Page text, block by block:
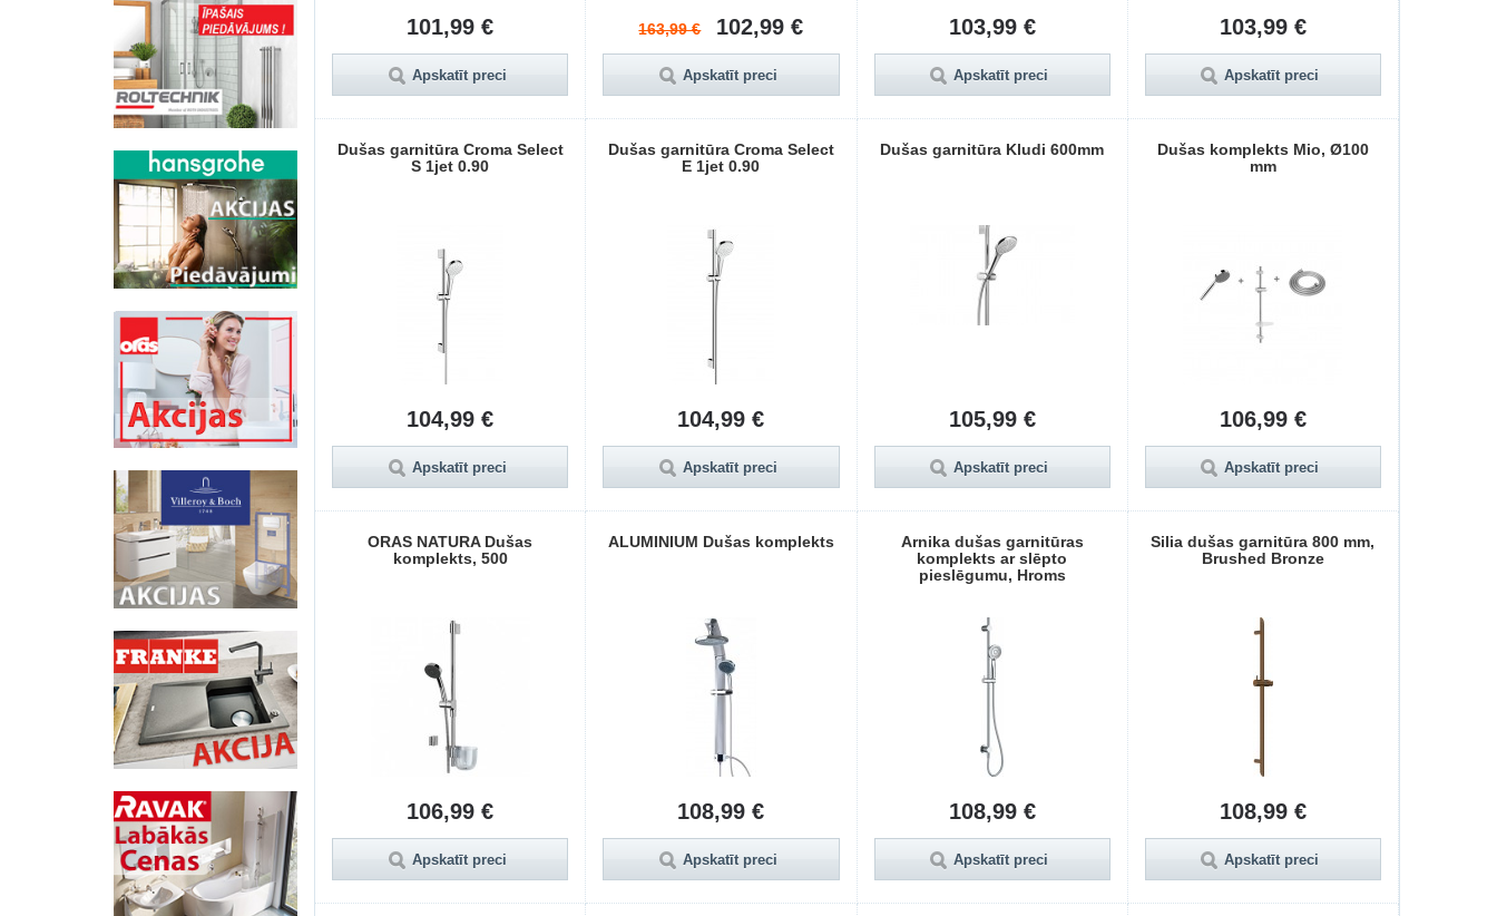
101,99 €
Apskatīt preci
163,99 € 102,99 €
Apskatīt preci
103,99 €
Apskatīt preci
103,99 €
Apskatīt preci
Dušas garnitūra Croma Select
S 1jet 0.90
104,99 €
Apskatīt preci
Dušas garnitūra Croma Select
E 1jet 0.90
104,99 €
Apskatīt preci
Dušas garnitūra Kludi 600mm
105,99 €
Apskatīt preci
Dušas komplekts Mio, Ø100
mm
106,99 €
Apskatīt preci
ORAS NATURA Dušas
komplekts, 500
106,99 €
Apskatīt preci
ALUMINIUM Dušas komplekts
108,99 €
Apskatīt preci
Arnika dušas garnitūras
komplekts ar slēpto
pieslēgumu, Hroms
108,99 €
Apskatīt preci
Silia dušas garnitūra 800 mm,
Brushed Bronze
108,99 €
Apskatīt preci